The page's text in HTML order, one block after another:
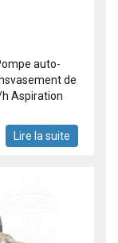
auto-
de
h Aspiration
Lire la suite